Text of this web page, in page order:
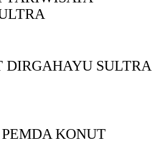
DIRGAHAYU SULTRA
KONUT